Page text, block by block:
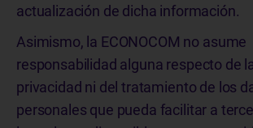
actualización de dicha información.
Asimismo, la ECONOCOM no asume
responsabilidad alguna respecto de
privacidad ni del tratamiento de los
personales que pueda facilitar a